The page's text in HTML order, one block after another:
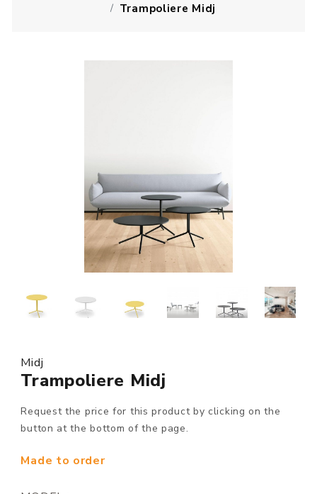
Trampoliere Midj
Midj
Trampoliere Midj
Request the price for this product by clicking on the
button at the bottom of the page.
Made to order